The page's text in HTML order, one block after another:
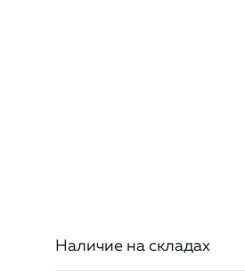
Наличие на складах